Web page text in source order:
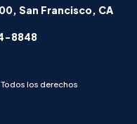
San Francisco, CA
8848
los derechos